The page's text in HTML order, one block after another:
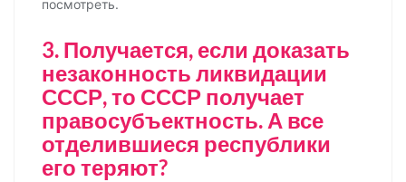
посмотреть.
3. Получается, если доказать
незаконность ликвидации
СССР, то СССР получает
правосубъектность. А все
отделившиеся республики
его теряют?